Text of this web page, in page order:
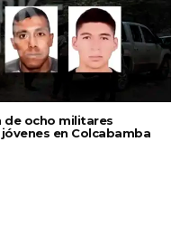
de ocho militares
en Colcabamba